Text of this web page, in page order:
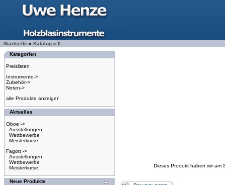
Startseite » Katalog » 0
Kategorien
Preislisten
Instrumente->
Zubehör->
Noten->
alle Produkte anzeigen
Aktuelles
Oboe ->
Ausstellungen
Wettbewerbe
Meisterkurse
Fagott ->
Ausstellungen
Wettbewerbe
Meisterkurse
Neue Produkte
Dieses Produkt haben wir am